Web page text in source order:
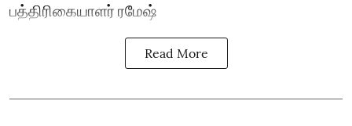
பத்திரிகையாளர் ரமேஷ்
Read More